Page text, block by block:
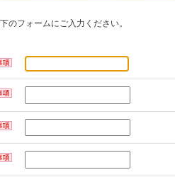
のフォームにご入力ください。